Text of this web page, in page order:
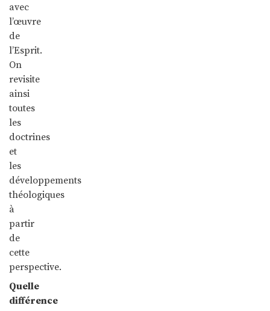
avec
l’œuvre
de
l’Esprit.
On
revisite
ainsi
toutes
les
doctrines
et
les
développements
théologiques
à
partir
de
cette
perspective.
Quelle
différence